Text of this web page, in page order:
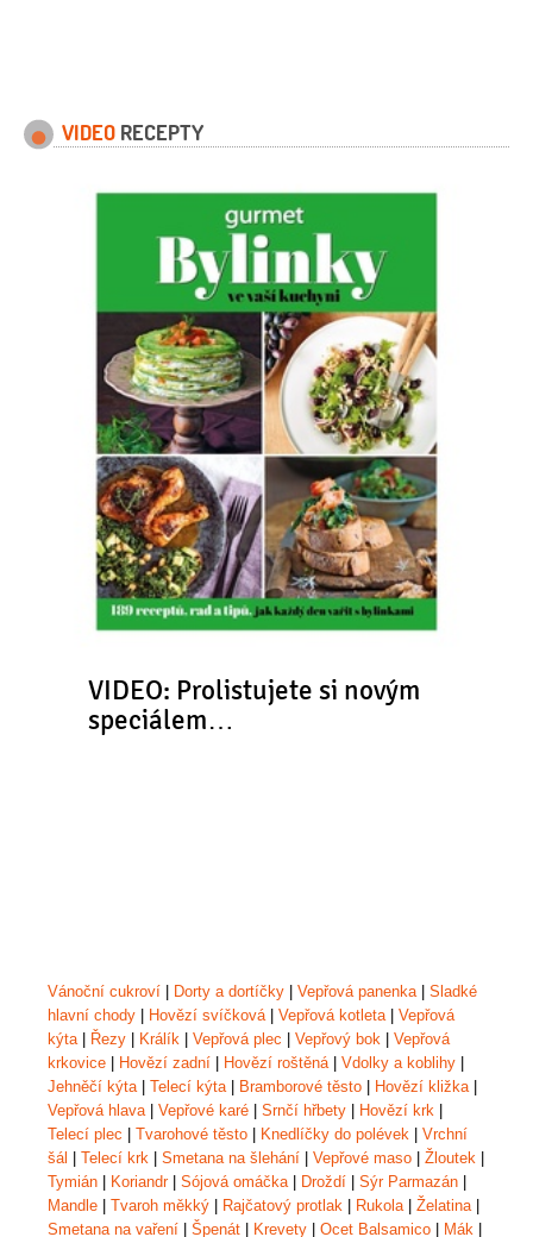
VIDEO RECEPTY
VIDEO: Prolistujete si novým
speciálem…
Vánoční cukroví Dorty a dortíčky Vepřová panenka| Sladké
hlavní chody
Hovězí svíčková| Vepřová kotleta| Vepřová
kýta| Řezy Králík Vepřová plec Vepřový bok
Vepřová
krkovice
Hovězí zadní Hovězí roštěná| Vdolky a koblihy
Jehněčí kýta| Telecí kýta| Bramborové těsto Hovězí kližka|
Vepřová hlava| Vepřové karé Srnčí hřbety Hovězí krk
Telecí plec
Tvarohové těsto Knedlíčky do polévek
Vrchní
šál
Telecí krk Smetana na šlehání Vepřové maso Žloutek
Tymián
Koriandr| Sójová omáčka| Droždí Sýr Parmazán
Mandle
Tvaroh měkký Rajčatový protlak Rukola| Želatina|
Smetana na vaření
Špenát Krevety Ocet Balsamico Mák